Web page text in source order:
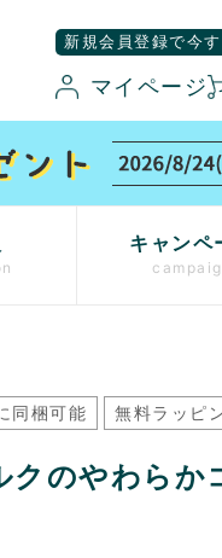
新規会員登録で今
マイページ
キャンペ
同梱可能 無料ラッピ
クのやわらか